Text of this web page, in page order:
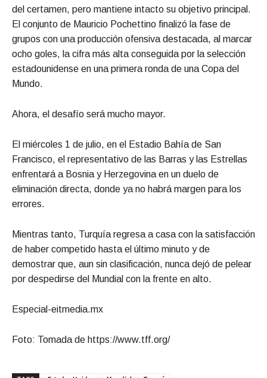
del certamen, pero mantiene intacto su objetivo principal.
El conjunto de Mauricio Pochettino finalizó la fase de
grupos con una producción ofensiva destacada, al marcar
ocho goles, la cifra más alta conseguida por la selección
estadounidense en una primera ronda de una Copa del
Mundo.
Ahora, el desafío será mucho mayor.
El miércoles 1 de julio, en el Estadio Bahía de San
Francisco, el representativo de las Barras y las Estrellas
enfrentará a Bosnia y Herzegovina en un duelo de
eliminación directa, donde ya no habrá margen para los
errores.
Mientras tanto, Turquía regresa a casa con la satisfacción
de haber competido hasta el último minuto y de
demostrar que, aun sin clasificación, nunca dejó de pelear
por despedirse del Mundial con la frente en alto.
Especial-eitmedia.mx
Foto: Tomada de https://www.tff.org/